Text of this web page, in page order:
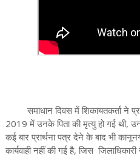
समाधान दिवस में शिकायतकर्ता ने
2019 में उनके पिता की मृत्यु हो गई थी,
कई बार प्रार्थना पत्र देने के बाद भी
कार्यवाही नहीं की गई है, जिस